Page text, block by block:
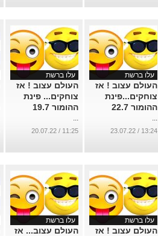
עלו ברשת
העולם עצוב ! אז
צוחקים...פינת
ההומור 22.7
...
13:24 / 23.07.22
עלו ברשת
העולם עצוב ! אז
צוחקים... פינת
ההומור 19.7
...
11:25 / 20.07.22
עלו ברשת
העולם עצוב ! אז
עלו ברשת
העולם עצוב... אז